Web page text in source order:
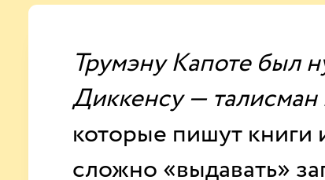
Трумэну Капоте был
Диккенсу —
которые пишут книги
сложно «выдавать»